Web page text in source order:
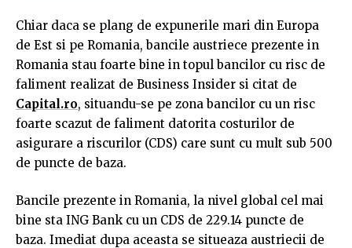
Chiar daca se plang de expunerile mari din Europa
de Est si pe Romania, bancile austriece prezente in
Romania stau foarte bine in topul bancilor cu risc de
faliment realizat de Business Insider si citat de
Capital.ro, situandu-se pe zona bancilor cu un risc
foarte scazut de faliment datorita costurilor de
asigurare a riscurilor (CDS) care sunt cu mult sub 500
de puncte de baza.
Bancile prezente in Romania, la nivel global cel mai
bine sta ING Bank cu un CDS de 229.14 puncte de
baza. Imediat dupa aceasta se situeaza austriecii de